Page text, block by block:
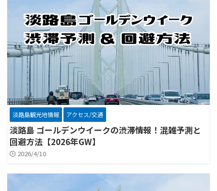
淡路島観光地情報 アクセス/交通
淡路島 ゴールデンウイークの渋滞情報！混雑予測と
回避方法【2026年GW】
2026/4/10